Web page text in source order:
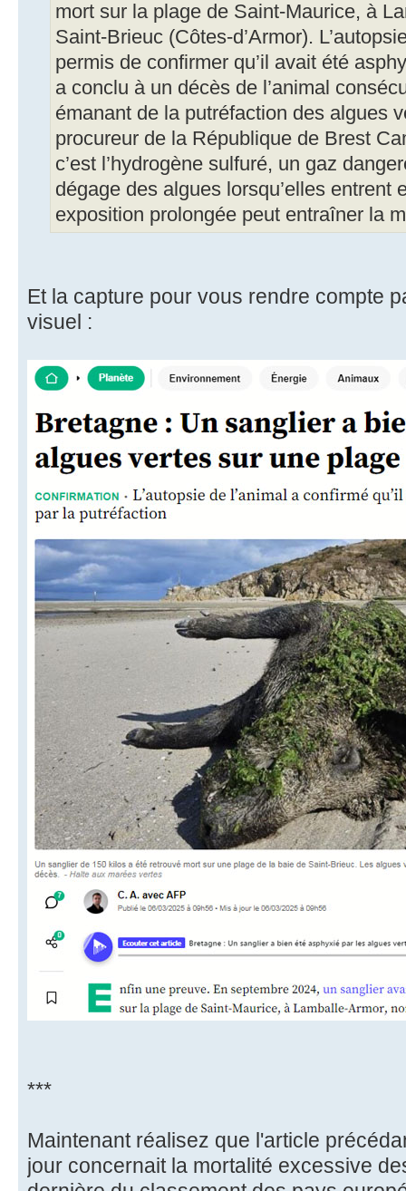
mort sur la plage de Saint-Maurice, à
Saint-Brieuc (Côtes-d’Armor).
permis de confirmer qu’il avait été
a conclu à un décès de l’animal
émanant de la putréfaction des algues
procureur de la République de Brest
c’est l’hydrogène sulfuré, un gaz
dégage des algues lorsqu’elles entrent
exposition prolongée peut entraîner la
Et la capture pour vous rendre compte
visuel :
***
Maintenant réalisez que l'article
jour concernait la mortalité excessive